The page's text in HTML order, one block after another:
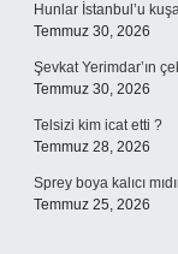
Hunlar İstanbul’u
Temmuz 30, 2026
Şevkat Yerimdar’ın
Temmuz 30, 2026
Telsizi kim icat etti ?
Temmuz 28, 2026
Sprey boya kalıcı
Temmuz 25, 2026